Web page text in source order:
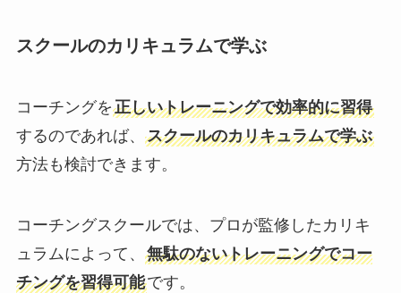
スクールのカリキュラムで学ぶ
コーチングを正しいトレーニングで効率的に習得
するのであれば、 スクールのカリキュラムで学ぶ
方法も検討できます。
コーチングスクールでは、プロが監修したカリキ
ュラムによって、 無駄のないトレーニングでコー
チングを習得可能です。